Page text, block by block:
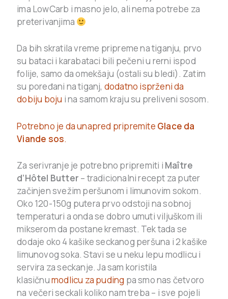
ima LowCarb i masno jelo, ali nema potrebe za
preterivanjima
Da bih skratila vreme pripreme na tiganju, prvo
su bataci i karabataci bili pečeni u rerni ispod
folije, samo da omekšaju (ostali su bledi). Zatim
su poređani na tiganj, dodatno isprženi da
dobiju boju i na samom kraju su preliveni sosom.
Potrebno je da unapred pripremite Glace da
Viande sos.
Za serivranje je potrebno pripremiti i Maître
d’Hôtel Butter – tradicionalni recept za puter
začinjen svežim peršunom i limunovim sokom.
Oko 120-150g putera prvo odstoji na sobnoj
temperaturi a onda se dobro umuti viljuškom ili
mikserom da postane kremast. Tek tada se
dodaje oko 4 kašike seckanog peršuna i 2 kašike
limunovog soka. Stavi se u neku lepu modlicu i
servira za seckanje. Ja sam koristila
klasičnumodlicu za puding pa smo nas četvoro
na večeri seckali koliko nam treba – i sve pojeli